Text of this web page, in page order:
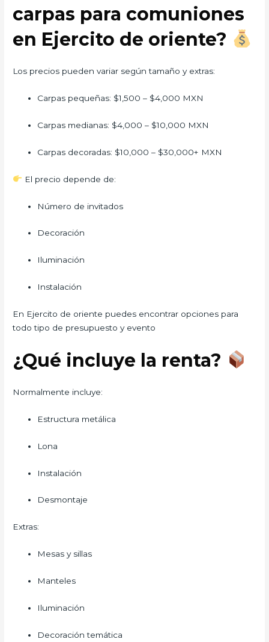
carpas para comuniones
en Ejercito de oriente?
Los precios pueden variar según tamaño y extras:
Carpas pequeñas: $1,500 – $4,000 MXN
Carpas medianas: $4,000 – $10,000 MXN
Carpas decoradas: $10,000 – $30,000+ MXN
El precio depende de:
Número de invitados
Decoración
Iluminación
Instalación
En Ejercito de oriente puedes encontrar opciones para
todo tipo de presupuesto y evento
¿Qué incluye la renta?
Normalmente incluye:
Estructura metálica
Lona
Instalación
Desmontaje
Extras:
Mesas y sillas
Manteles
Iluminación
Decoración temática